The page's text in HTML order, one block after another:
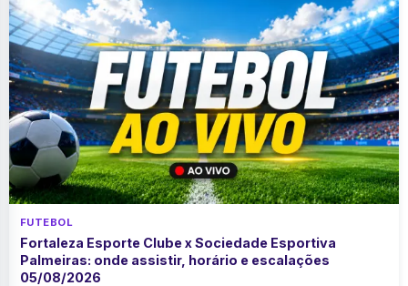
FUTEBOL
Fortaleza Esporte Clube x Sociedade Esportiva
Palmeiras: onde assistir, horário e escalações
05/08/2026